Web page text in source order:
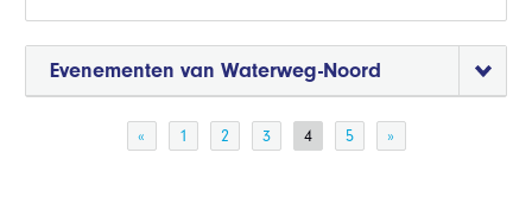
Evenementen van Waterweg-Noord
« 1 2 3 4 5 »